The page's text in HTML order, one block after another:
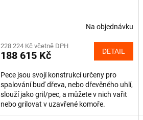
Na objednávku
228 224 Kč včetně DPH
188 615 Kč DETAIL
Pece jsou svojí konstrukcí určeny pro
spalování buď dřeva, nebo dřevěného uhlí,
slouží jako gril/pec, a můžete v nich vařit
nebo grilovat v uzavřené komoře.
Spalovací komora z...